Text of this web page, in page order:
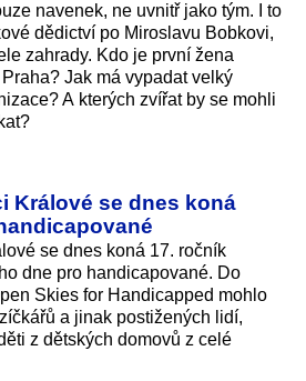
navenek, ne uvnitř jako tým. I to
dědictví po Miroslavu Bobkovi,
zahrady. Kdo je první žena
Jak má vypadat velký
A kterých zvířat by se mohli
Králové se dnes koná
se dnes koná 17. ročník
dne pro handicapované. Do
Skies for Handicapped mohlo
a jinak postižených lidí,
z dětských domovů z celé